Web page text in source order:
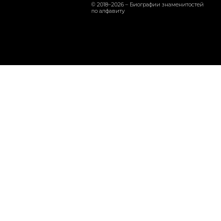
© 2018–2026 – Биографии знаменитостей
по алфавиту